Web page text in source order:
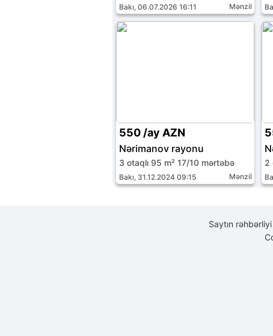
Bakı, 06.07.2026 16:11 Mənzil
550 /ay AZN
Nərimanov rayonu
3 otaqlı 95 m² 17/10 mərtəbə
Bakı, 31.12.2024 09:15 Mənzil
2
Saytın